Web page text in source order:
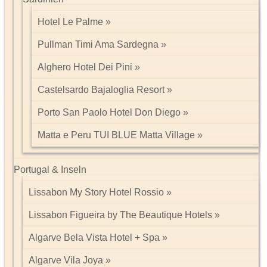
Hotel Le Palme
Pullman Timi Ama Sardegna
Alghero Hotel Dei Pini
Castelsardo Bajaloglia Resort
Porto San Paolo Hotel Don Diego
Matta e Peru TUI BLUE Matta Village
Portugal & Inseln
Lissabon My Story Hotel Rossio
Lissabon Figueira by The Beautique Hotels
Algarve Bela Vista Hotel + Spa
Algarve Vila Joya
nachmittags über den Seward Highway zurück nach Anchorage
hat. Sie fahren entlang der artenreichen Küste und haben die
Menge Wildtiere, wie z.B. Seeotter, Wasservögel, Wale und
Anchorage genießen Sie den landschaftlich schönen Turnagain
Ca. 205 km.
15. Tag: Rückflug ab Anchorage
Die Mietwagenreise endet an diesem Tag.
Impressum/Kontakt
Datenschutz